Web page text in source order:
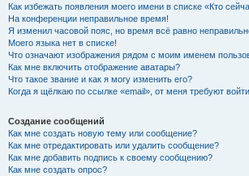
Как избежать появления моего имени в списке «Кто
На конференции неправильное время!
Я изменил часовой пояс, но время всё равно
Моего языка нет в списке!
Что означают изображения рядом с моим именем
Как мне включить отображение аватары?
Что такое звание и как я могу изменить его?
Когда я щёлкаю по ссылке «email», от меня требуют
Создание сообщений
Как мне создать новую тему или сообщение?
Как мне отредактировать или удалить сообщение?
Как мне добавить подпись к своему сообщению?
Как мне создать опрос?